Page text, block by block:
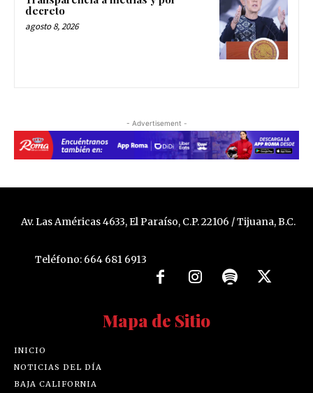
decreto
agosto 8, 2026
- Advertisement -
Av. Las Américas 4633, El Paraíso, C.P. 22106 / Tijuana, B.C.
Teléfono: 664 681 6913
Mapa de Sitio
INICIO
NOTICIAS DEL DÍA
BAJA CALIFORNIA